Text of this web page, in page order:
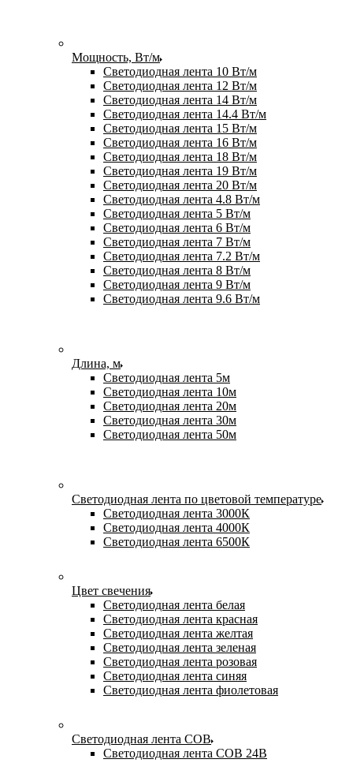
Мощность, Вт/м
Светодиодная лента 10 Вт/м
Светодиодная лента 12 Вт/м
Светодиодная лента 14 Вт/м
Светодиодная лента 14.4 Вт/м
Светодиодная лента 15 Вт/м
Светодиодная лента 16 Вт/м
Светодиодная лента 18 Вт/м
Светодиодная лента 19 Вт/м
Светодиодная лента 20 Вт/м
Светодиодная лента 4.8 Вт/м
Светодиодная лента 5 Вт/м
Светодиодная лента 6 Вт/м
Светодиодная лента 7 Вт/м
Светодиодная лента 7.2 Вт/м
Светодиодная лента 8 Вт/м
Светодиодная лента 9 Вт/м
Светодиодная лента 9.6 Вт/м
Длина, м
Светодиодная лента 5м
Светодиодная лента 10м
Светодиодная лента 20м
Светодиодная лента 30м
Светодиодная лента 50м
Светодиодная лента по цветовой температуре
Светодиодная лента 3000К
Светодиодная лента 4000К
Светодиодная лента 6500К
Цвет свечения
Светодиодная лента белая
Светодиодная лента красная
Светодиодная лента желтая
Светодиодная лента зеленая
Светодиодная лента розовая
Светодиодная лента синяя
Светодиодная лента фиолетовая
Светодиодная лента COB
Светодиодная лента COB 24В